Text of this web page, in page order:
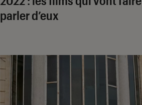
parler d’eux